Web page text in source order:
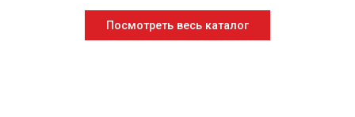
Посмотреть весь каталог